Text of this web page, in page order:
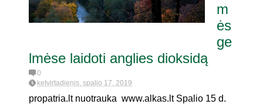
m
ės
ge
lmėse laidoti anglies dioksidą
0
ketvirtadienis, spalio 17, 2019
propatria.lt nuotrauka www.alkas.lt Spalio 15 d.